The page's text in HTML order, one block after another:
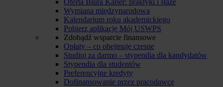
Oferta Biura Karier: praktyki i staże
Wymiana międzynarodowa
Kalendarium roku akademickiego
Pobierz aplikację Mój USWPS
Zdobądź wsparcie finansowe
Opłaty – co obejmuje czesne
Studiuj za darmo – stypendia dla kandydatów
Stypendia dla studentów
Preferencyjne kredyty
Dofinansowanie przez pracodawcę